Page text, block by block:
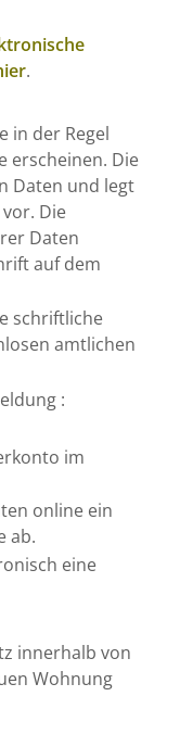
.
in der Regel
erscheinen. Die
Daten und legt
Die
Daten
auf dem
schriftliche
amtlichen
:
im
online ein
ab.
eine
innerhalb von
Wohnung